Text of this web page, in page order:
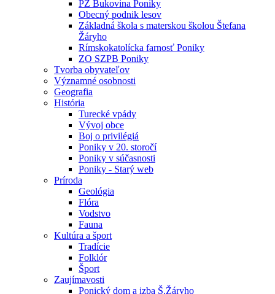
PZ Bukovina Poniky
Obecný podnik lesov
Základná škola s materskou školou Štefana
Žáryho
Rímskokatolícka farnosť Poniky
ZO SZPB Poniky
Tvorba obyvateľov
Významné osobnosti
Geografia
História
Turecké vpády
Vývoj obce
Boj o privilégiá
Poniky v 20. storočí
Poniky v súčasnosti
Poniky - Starý web
Príroda
Geológia
Flóra
Vodstvo
Fauna
Kultúra a šport
Tradície
Folklór
Šport
Zaujímavosti
Ponický dom a izba Š.Žáryho